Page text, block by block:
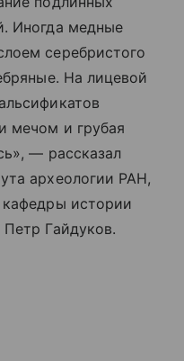
Иногда медные
серебристого
На лицевой
мечом и грубая
— рассказал
археологии РАН,
кафедры истории
Гайдуков.